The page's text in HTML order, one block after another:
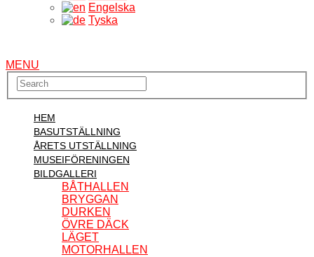
Engelska
Tyska
MENU
HEM
BASUTSTÄLLNING
ÅRETS UTSTÄLLNING
MUSEIFÖRENINGEN
BILDGALLERI
BÅTHALLEN
BRYGGAN
DURKEN
ÖVRE DÄCK
LÄGET
MOTORHALLEN